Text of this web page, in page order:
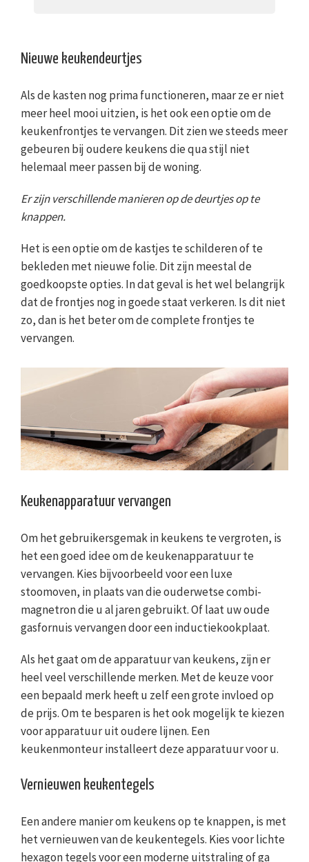
Nieuwe keukendeurtjes
Als de kasten nog prima functioneren, maar ze er niet
meer heel mooi uitzien, is het ook een optie om de
keukenfrontjes te vervangen. Dit zien we steeds meer
gebeuren bij oudere keukens die qua stijl niet
helemaal meer passen bij de woning.
Er zijn verschillende manieren op de deurtjes op te
knappen.
Het is een optie om de kastjes te schilderen of te
bekleden met nieuwe folie. Dit zijn meestal de
goedkoopste opties. In dat geval is het wel belangrijk
dat de frontjes nog in goede staat verkeren. Is dit niet
zo, dan is het beter om de complete frontjes te
vervangen.
Keukenapparatuur vervangen
Om het gebruikersgemak in keukens te vergroten, is
het een goed idee om de keukenapparatuur te
vervangen. Kies bijvoorbeeld voor een luxe
stoomoven, in plaats van die ouderwetse combi-
magnetron die u al jaren gebruikt. Of laat uw oude
gasfornuis vervangen door een inductiekookplaat.
Als het gaat om de apparatuur van keukens, zijn er
heel veel verschillende merken. Met de keuze voor
een bepaald merk heeft u zelf een grote invloed op
de prijs. Om te besparen is het ook mogelijk te kiezen
voor apparatuur uit oudere lijnen. Een
keukenmonteur installeert deze apparatuur voor u.
Vernieuwen keukentegels
Een andere manier om keukens op te knappen, is met
het vernieuwen van de keukentegels. Kies voor lichte
hexagon tegels voor een moderne uitstraling of ga